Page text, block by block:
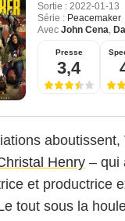
Sortie : 2022-01-13
Série : Peacemaker
Avec John Cena,
Presse
3,4
Henry – qui
et productrice
tout sous la